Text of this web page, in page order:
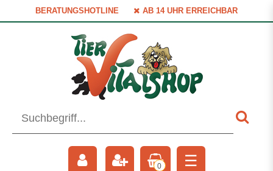
BERATUNGSHOTLINE AB 14 UHR ERREICHBAR
0 ☰